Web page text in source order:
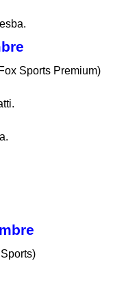
Sports Premium)